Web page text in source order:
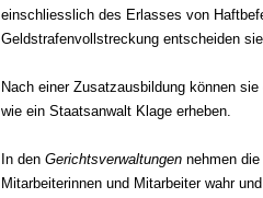
einschliesslich des Erlasses von
Geldstrafenvollstreckung entscheiden
Nach einer Zusatzausbildung können
wie ein Staatsanwalt Klage erheben.
In den Gerichtsverwaltungen nehmen
Mitarbeiterinnen und Mitarbeiter wahr